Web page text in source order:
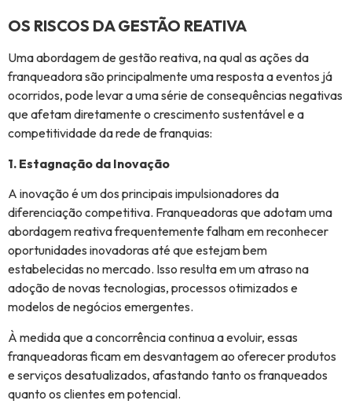
OS RISCOS DA GESTÃO REATIVA
Uma abordagem de gestão reativa, na qual as ações da
franqueadora são principalmente uma resposta a eventos já
ocorridos, pode levar a uma série de consequências negativas
que afetam diretamente o crescimento sustentável e a
competitividade da rede de franquias:
1. Estagnação da Inovação
A inovação é um dos principais impulsionadores da
diferenciação competitiva. Franqueadoras que adotam uma
abordagem reativa frequentemente falham em reconhecer
oportunidades inovadoras até que estejam bem
estabelecidas no mercado. Isso resulta em um atraso na
adoção de novas tecnologias, processos otimizados e
modelos de negócios emergentes.
À medida que a concorrência continua a evoluir, essas
franqueadoras ficam em desvantagem ao oferecer produtos
e serviços desatualizados, afastando tanto os franqueados
quanto os clientes em potencial.